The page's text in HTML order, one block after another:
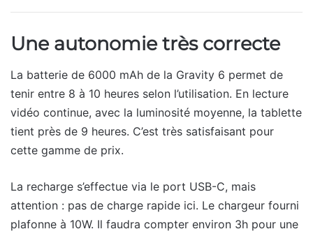
Une autonomie très correcte
La batterie de 6000 mAh de la Gravity 6 permet de
tenir entre 8 à 10 heures selon l’utilisation. En lecture
vidéo continue, avec la luminosité moyenne, la tablette
tient près de 9 heures. C’est très satisfaisant pour
cette gamme de prix.
La recharge s’effectue via le port USB-C, mais
attention : pas de charge rapide ici. Le chargeur fourni
plafonne à 10W. Il faudra compter environ 3h pour une